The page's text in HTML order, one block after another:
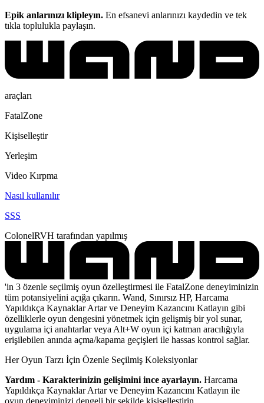
Epik anlarınızı klipleyın. En efsanevi anlarınızı kaydedin ve tek
tıkla toplulukla paylaşın.
araçları
FatalZone
Kişiselleştir
Yerleşim
Video Kırpma
Nasıl kullanılır
SSS
ColonelRVH tarafından yapılmış
'in 3 özenle seçilmiş oyun özelleştirmesi ile FatalZone deneyiminizin
tüm potansiyelini açığa çıkarın. Wand, Sınırsız HP, Harcama
Yapıldıkça Kaynaklar Artar ve Deneyim Kazancını Katlayın gibi
özelliklerle oyun dengesini yönetmek için gelişmiş bir yol sunar,
uygulama içi anahtarlar veya Alt+W oyun içi katman aracılığıyla
erişilebilen anında açma/kapama geçişleri ile hassas kontrol sağlar.
Her Oyun Tarzı İçin Özenle Seçilmiş Koleksiyonlar
Yardım - Karakterinizin gelişimini ince ayarlayın. Harcama
Yapıldıkça Kaynaklar Artar ve Deneyim Kazancını Katlayın ile
oyun deneyiminizi dengeli bir şekilde kişiselleştirin.